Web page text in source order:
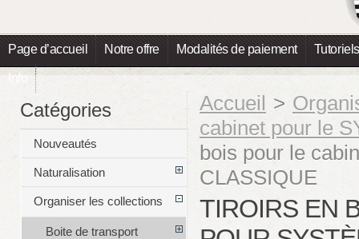
Page d’accueil Notre offre Modalités de paiement Tutoriels
Info
Accueil >
cabinet pour le
bois pour le
CLASSIQUE
TIROIRS EN
Catégories
Nouveautés
Naturalisation
Organiser les collections
Boite de transport